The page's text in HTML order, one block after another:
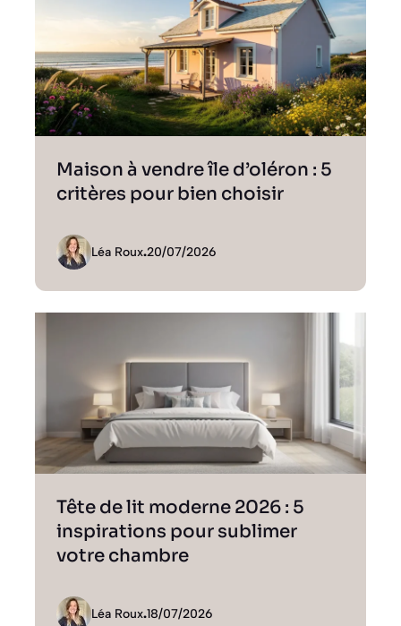
Maison à vendre île d’oléron : 5
critères pour bien choisir
Léa Roux.20/07/2026
Tête de lit moderne 2026 : 5
inspirations pour sublimer
votre chambre
Léa Roux.18/07/2026